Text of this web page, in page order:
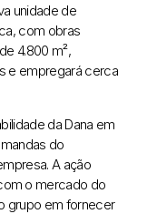
unidade de
com obras
4.800 m²,
e empregará cerca
da Dana em
do
A ação
o mercado do
grupo em fornecer